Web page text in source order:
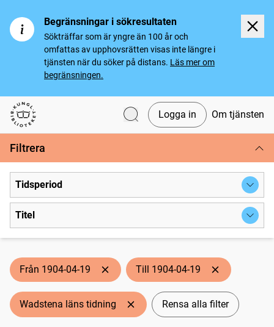
Begränsningar i sökresultaten
Sökträffar som är yngre än 100 år och
omfattas av upphovsrätten visas inte längre i
tjänsten när du söker på distans. Läs mer om
begränsningen.
Svenska tidningar
Logga in Om tjänsten
Filtrera
Tidsperiod
Titel
Från 1904-04-19 Till 1904-04-19
Wadstena läns tidning Rensa alla filter